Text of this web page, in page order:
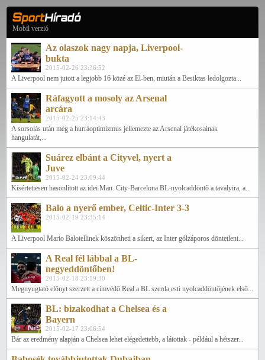
Mobil verzió
Az olaszok nagy napja, Liverpool-
bukta
2015-02-26 23:36:52
A Liverpool nem jutott a legjobb 16 közé az El-ben, miután a Besiktas ledolgozta...
Ráfagyott a mosoly az Arsenal
arcára
2015-02-25 23:14:43
A sorsolás után még a hurráoptimizmus jellemezte az Arsenal játékosainak
hangulatát,...
Suárez elbánt a Cityvel, nyert a
Juve
2015-02-24 23:09:44
Kísértetiesen hasonlított az idei Man. City-Barcelona BL-nyolcaddöntő a tavalyira, a...
Balo a nyerő ember, Celtic-Inter 3-3
2015-02-19 23:35:14
A Liverpool Mario Balotellinek köszönheti a sikert, az Inter gólzáporos döntetlent...
A Real fél lábbal a BL-
negyeddöntőben!
2015-02-18 23:19:30
Megnyugtató előnyt szerzett a címvédő Real a BL szerda esti nyolcaddöntőjének első...
BL: bizakodhat a Chelsea és a
Bayern
2015-02-17 23:06:54
Bár az eredmény alapján a Chelsea lehet elégedettebb, a látottak - például a hétszer...